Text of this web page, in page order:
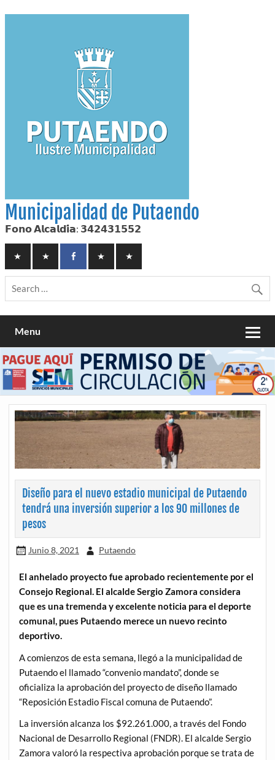
to
Municipalidad de Putaendo
𝗙𝗼𝗻𝗼 𝗔𝗹𝗰𝗮𝗹𝗱𝗶́𝗮: 𝟯𝟰𝟮𝟰𝟯𝟭𝟱𝟱𝟮
Menu
Diseño para el nuevo estadio municipal de Putaendo
tendrá una inversión superior a los 90 millones de
pesos
Junio 8, 2021 Putaendo
El anhelado proyecto fue aprobado recientemente por el
Consejo Regional. El alcalde Sergio Zamora considera
que es una tremenda y excelente noticia para el deporte
comunal, pues Putaendo merece un nuevo recinto
deportivo.
A comienzos de esta semana, llegó a la municipalidad de
Putaendo el llamado “convenio mandato”, donde se
oficializa la aprobación del proyecto de diseño llamado
“Reposición Estadio Fiscal comuna de Putaendo”.
La inversión alcanza los $92.261.000, a través del Fondo
Nacional de Desarrollo Regional (FNDR). El alcalde Sergio
Zamora valoró la respectiva aprobación porque se trata de